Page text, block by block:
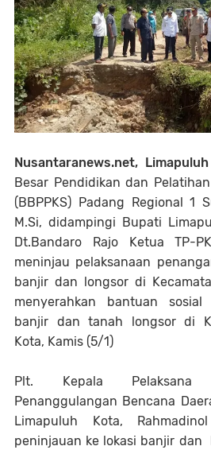
Nusantaranews.net,
Besar Pendidikan dan
(BBPPKS) Padang Regional 1
M.Si, didampingi Bupati
Dt.Bandaro Rajo Ketua TP-
meninjau pelaksanaan
banjir dan longsor di
menyerahkan bantuan sosial
banjir dan tanah longsor di
Kota, Kamis (5/1)
Plt. Kepala Pelaksana
Penanggulangan Bencana
Limapuluh Kota,
peninjauan ke lokasi banjir dan